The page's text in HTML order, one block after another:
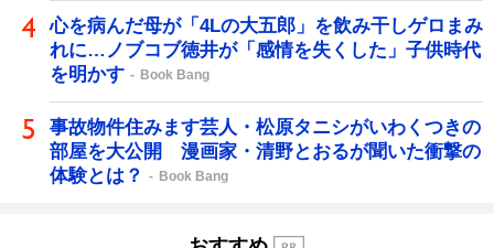
心を病んだ母が「4Lの大五郎」を飲み干しゲロまみ
れに…ノブコブ徳井が「感情を失くした」子供時代
を明かす
Book Bang
事故物件住みます芸人・松原タニシがいわくつきの
部屋を大公開 漫画家・清野とおるが聞いた衝撃の
体験とは？
Book Bang